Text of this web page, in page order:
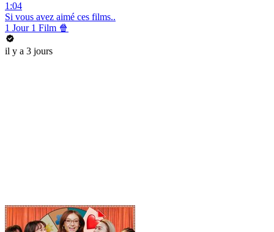
1:04
Si vous avez aimé ces films..
1 Jour 1 Film 🍿
il y a 3 jours